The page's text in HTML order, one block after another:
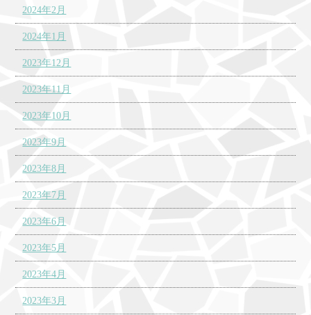
2024年2月
2024年1月
2023年12月
2023年11月
2023年10月
2023年9月
2023年8月
2023年7月
2023年6月
2023年5月
2023年4月
2023年3月